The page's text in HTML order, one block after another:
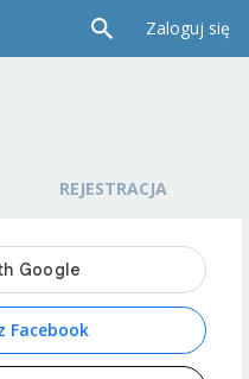
Zaloguj się
REJESTRACJA
Facebook